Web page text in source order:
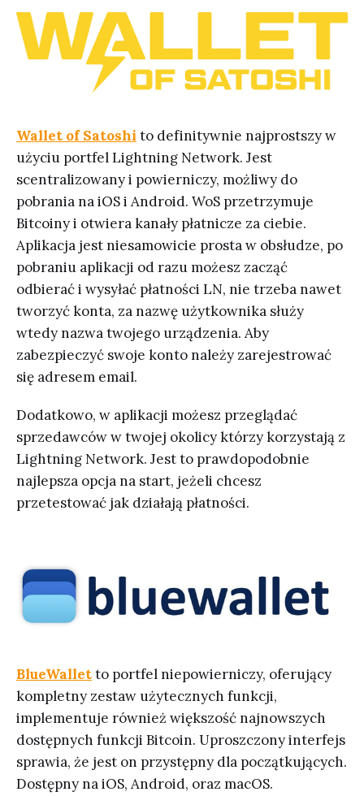
Wallet of Satoshi to definitywnie najprostszy w
użyciu portfel Lightning Network. Jest
scentralizowany i powierniczy, możliwy do
pobrania na iOS i Android. WoS przetrzymuje
Bitcoiny i otwiera kanały płatnicze za ciebie.
Aplikacja jest niesamowicie prosta w obsłudze, po
pobraniu aplikacji od razu możesz zacząć
odbierać i wysyłać płatności LN, nie trzeba nawet
tworzyć konta, za nazwę użytkownika służy
wtedy nazwa twojego urządzenia. Aby
zabezpieczyć swoje konto należy zarejestrować
się adresem email.
Dodatkowo, w aplikacji możesz przeglądać
sprzedawców w twojej okolicy którzy korzystają z
Lightning Network. Jest to prawdopodobnie
najlepsza opcja na start, jeżeli chcesz
przetestować jak działają płatności.
BlueWalletto portfel niepowierniczy, oferujący
kompletny zestaw użytecznych funkcji,
implementuje również większość najnowszych
dostępnych funkcji Bitcoin. Uproszczony interfejs
sprawia, że jest on przystępny dla początkujących.
Dostępny na iOS, Android, oraz macOS.